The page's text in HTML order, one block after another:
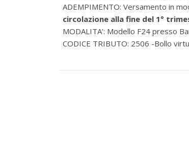
ADEMPIMENTO: Versamento in
circolazione alla fine del 1°
MODALITA’: Modello F24 presso
CODICE TRIBUTO: 2506 -Bollo